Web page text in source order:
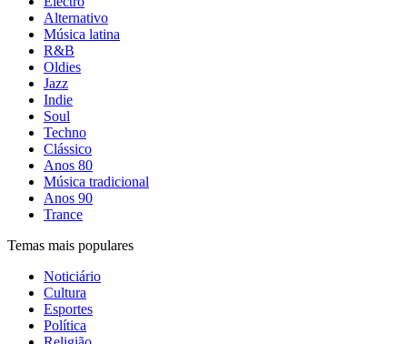
Alternativo
Música latina
R&B
Oldies
Jazz
Indie
Soul
Techno
Clássico
Anos 80
Música tradicional
Anos 90
Trance
Temas mais populares
Noticiário
Cultura
Esportes
Política